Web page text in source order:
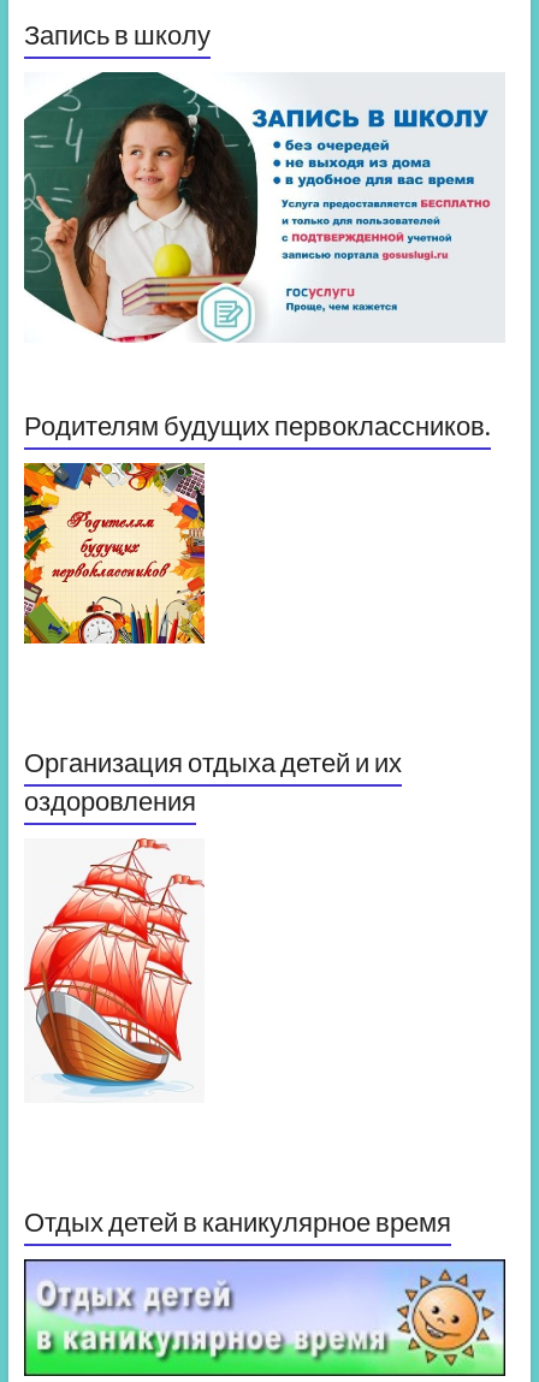
Запись в школу
Родителям будущих первоклассников.
Организация отдыха детей и их
оздоровления
Отдых детей в каникулярное время